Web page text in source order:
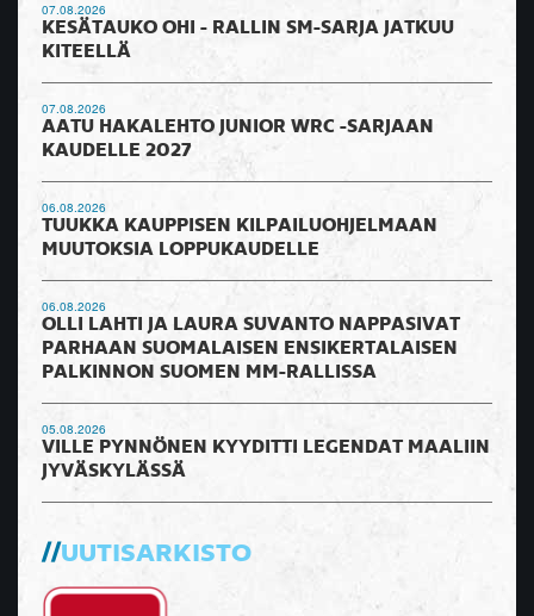
07.08.2026
KESÄTAUKO OHI - RALLIN SM-SARJA JATKUU
KITEELLÄ
07.08.2026
AATU HAKALEHTO JUNIOR WRC -SARJAAN
KAUDELLE 2027
06.08.2026
TUUKKA KAUPPISEN KILPAILUOHJELMAAN
MUUTOKSIA LOPPUKAUDELLE
06.08.2026
OLLI LAHTI JA LAURA SUVANTO NAPPASIVAT
PARHAAN SUOMALAISEN ENSIKERTALAISEN
PALKINNON SUOMEN MM-RALLISSA
05.08.2026
VILLE PYNNÖNEN KYYDITTI LEGENDAT MAALIIN
JYVÄSKYLÄSSÄ
UUTISARKISTO